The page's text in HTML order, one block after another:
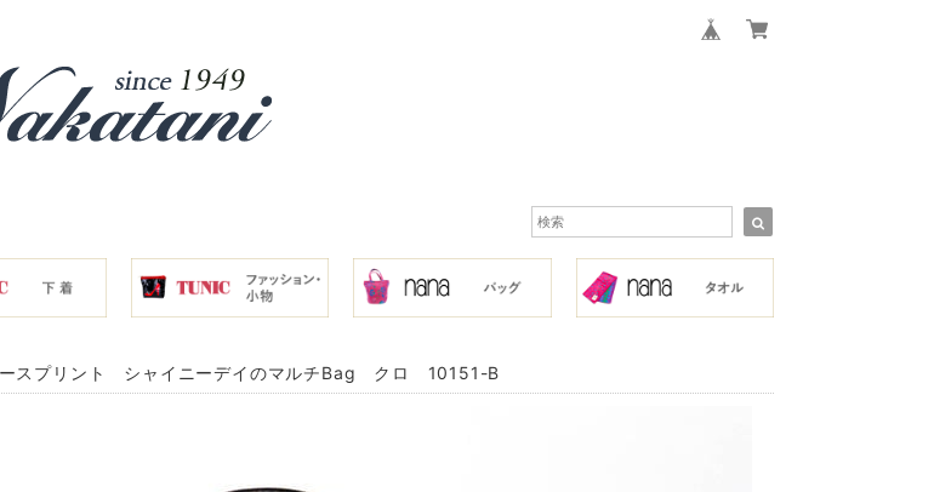
スプリント シャイニーデイのマルチBag クロ 10151-B